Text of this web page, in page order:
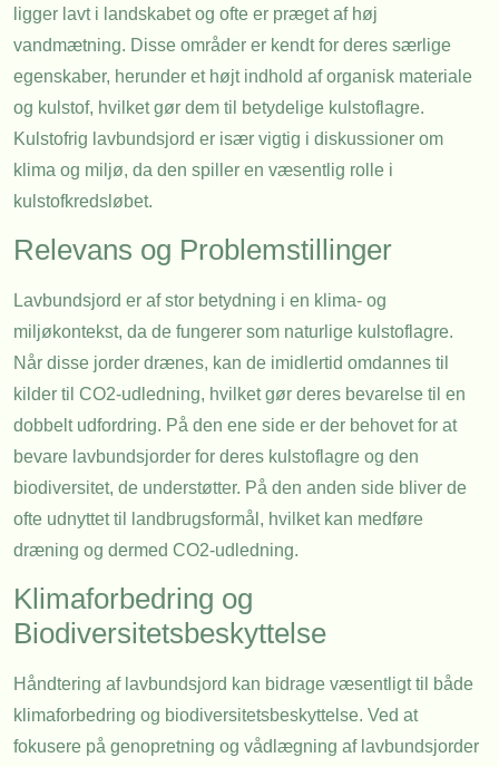
ligger lavt i landskabet og ofte er præget af høj
vandmætning. Disse områder er kendt for deres særlige
egenskaber, herunder et højt indhold af organisk materiale
og kulstof, hvilket gør dem til betydelige kulstoflagre.
Kulstofrig lavbundsjord er især vigtig i diskussioner om
klima og miljø, da den spiller en væsentlig rolle i
kulstofkredsløbet.
Relevans og Problemstillinger
Lavbundsjord er af stor betydning i en klima- og
miljøkontekst, da de fungerer som naturlige kulstoflagre.
Når disse jorder drænes, kan de imidlertid omdannes til
kilder til CO2-udledning, hvilket gør deres bevarelse til en
dobbelt udfordring. På den ene side er der behovet for at
bevare lavbundsjorder for deres kulstoflagre og den
biodiversitet, de understøtter. På den anden side bliver de
ofte udnyttet til landbrugsformål, hvilket kan medføre
dræning og dermed CO2-udledning.
Klimaforbedring og
Biodiversitetsbeskyttelse
Håndtering af lavbundsjord kan bidrage væsentligt til både
klimaforbedring og biodiversitetsbeskyttelse. Ved at
fokusere på genopretning og vådlægning af lavbundsjorder